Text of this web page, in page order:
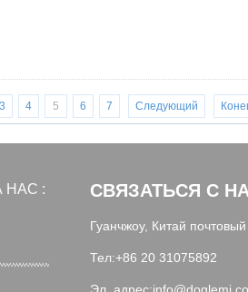
3 4 5 6 7 Следующий
НАС : СВЯЗАТЬСЯ С
Гуанчжоу, Китай
Тел:+86 20 31075892